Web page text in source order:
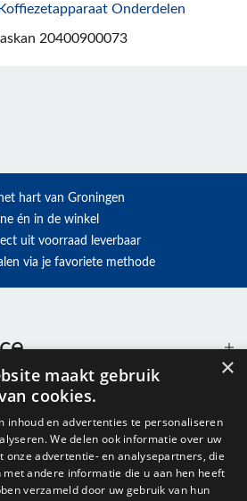
Onderdelen
20400900073
hart van Groningen
én in de winkel
uit voorraad leverbaar
via je favoriete methode
×
maakt gebruik
cookies.
inhoud en advertenties te personaliseren
We delen ook informatie over uw
onze advertentie- en analysepartners, die
andere informatie die u aan hen heeft
verzameld door uw gebruik van hun